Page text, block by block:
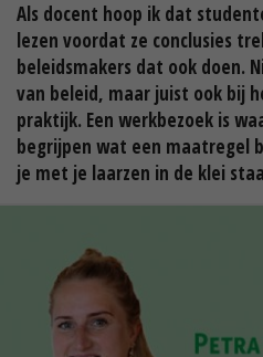
Als docent hoop ik dat
lezen voordat ze conclusies
beleidsmakers dat ook doen.
van beleid, maar juist ook bij
praktijk. Een werkbezoek is
begrijpen wat een maatregel
je met je laarzen in de klei